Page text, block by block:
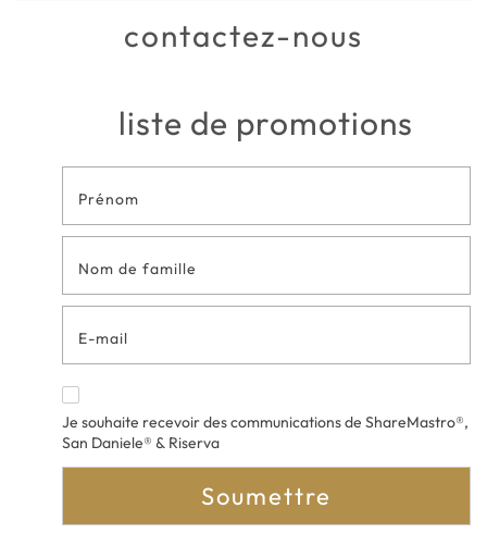
contactez-nous
liste de promotions
Formulaire
de contact
en bas de
page
Je souhaite recevoir des communications de ShareMastro®,
San Daniele® & Riserva
Soumettre